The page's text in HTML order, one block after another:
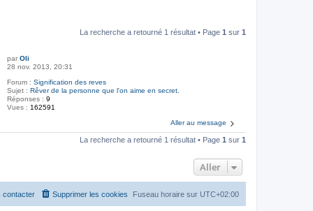
La recherche a retourné 1 résultat • Page 1 sur 1
parOli
28 nov. 2013, 20:31
Forum :Signification des reves
Sujet :Rêver de la personne que l'on aime en secret.
Réponses :9
Vues : 162591
Aller au message
La recherche a retourné 1 résultat • Page 1 sur 1
Aller
Fuseau horaire sur UTC+02:00
Supprimer les cookies
contacter